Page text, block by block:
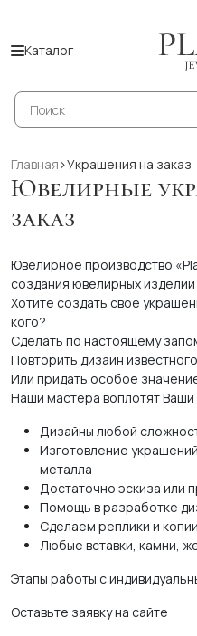
Каталог
Поиск
товаров
Главная >Украшения на заказ
Ювелирные
заказ
Ювелирное производство
создания ювелирных
Хотите создать свое
кого?
Сделать по настоящему
Повторить дизайн
Или придать особое
Наши мастера воплотят
Дизайны любой
Изготовление
металла
Достаточно эскиза или
Помощь в разработке
Сделаем реплики и
Любые вставки, камни,
Этапы работы с
Оставьте заявку на сайте